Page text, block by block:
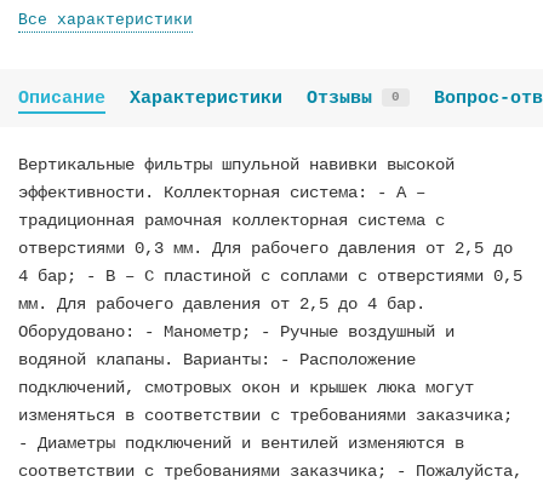
Все характеристики
Описание Характеристики Отзывы 0 Вопрос-
Вертикальные фильтры шпульной навивки высокой
эффективности. Коллекторная система: - А –
традиционная рамочная коллекторная система с
отверстиями 0,3 мм. Для рабочего давления от 2,5 до
4 бар; - B – С пластиной с соплами с отверстиями 0,5
мм. Для рабочего давления от 2,5 до 4 бар.
Оборудовано: - Манометр; - Ручные воздушный и
водяной клапаны. Варианты: - Расположение
подключений, смотровых окон и крышек люка могут
изменяться в соответствии с требованиями заказчика;
- Диаметры подключений и вентилей изменяются в
соответствии с требованиями заказчика; - Пожалуйста,